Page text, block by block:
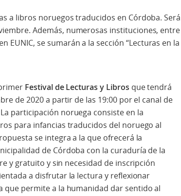
a libros noruegos traducidos en Córdoba.
Además, numerosas instituciones,
EUNIC, se sumarán a la sección “Lecturas en la
Festival de Lecturas y Libros que tendrá
de 2020 a partir de las 19:00 por el canal de
La participación noruega consiste en la
para infancias traducidos del noruego al
se integra a la que ofrecerá la
de Córdoba con la curaduría de la
y gratuito y sin necesidad de inscripción
a disfrutar la lectura y reflexionar
que permite a la humanidad dar sentido al